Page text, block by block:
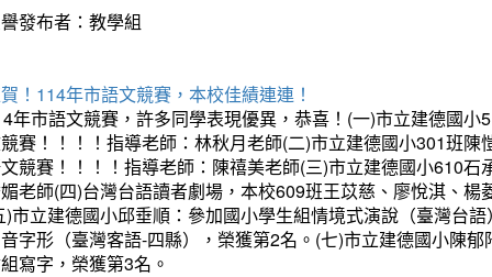
發布者：教學組
！114年市語文競賽，本校佳績連連！
年市語文競賽，許多同學表現優異，恭喜！(一)市立建德國
賽！！！！指導老師：林秋月老師(二)市立建德國小301班
競賽！！！！指導老師：陳禧美老師(三)市立建德國小610
老師(四)台灣台語讀者劇場，本校609班王苡慈、廖悅淇、
)市立建德國小邱垂順：參加國小學生組情境式演說（臺灣台
字形（臺灣客語-四縣），榮獲第2名。(七)市立建德國小陳
寫字，榮獲第3名。